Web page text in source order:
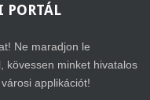
PORTÁL
Ne maradjon le
kövessen minket hivatalos
applikációt!